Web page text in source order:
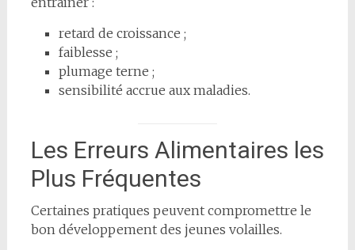
retard de croissance ;
faiblesse ;
plumage terne ;
sensibilité accrue aux maladies.
Les Erreurs Alimentaires les
Plus Fréquentes
Certaines pratiques peuvent compromettre le
bon développement des jeunes volailles.